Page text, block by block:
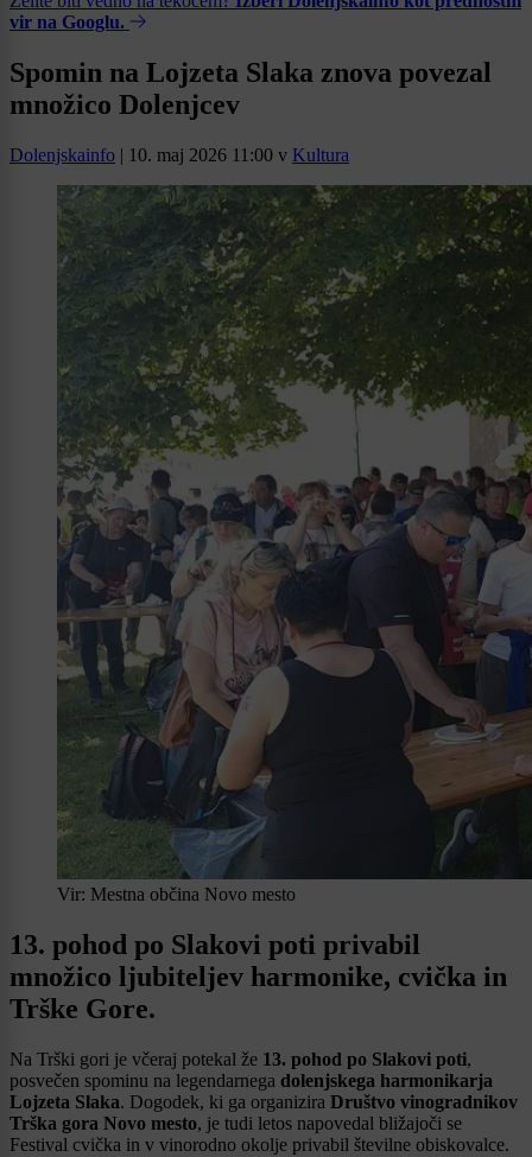
vir na Googlu.
Spomin na Lojzeta Slaka znova povezal
množico Dolenjcev
Dolenjskainfo | 10. maj 2026 11:00 v Kultura
Vir: Mestna občina Novo mesto
13. pohod po Slakovi poti privabil
množico ljubiteljev harmonike, cvička in
Trške Gore.
Na Trški gori je včeraj potekal že 13. pohod po Slakovi poti,
posvečen spominu na legendarnega dolenjskega harmonikarja
Lojzeta Slaka. Dogodek, ki ga organizira Društvo vinogradnikov
Trška gora Novo mesto, je tudi letos napovedal bližajoči se
Festival cvička in v vinorodno okolje privabil številne obiskovalce.